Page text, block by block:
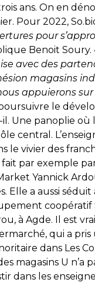
ans. On en
Pour 2022,
pour
Benoit Soury.
avec des
magasins
appuierons
le
il. Une panoplie où
central.
le vivier des
par exemple
Yannick
Elle a aussi séduit
coopératif
à Agde. Il est vrai
qui a pris
dans Les
magasins U n’a
dans les